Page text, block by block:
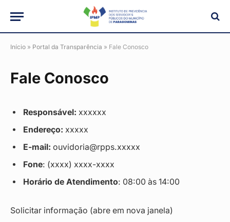
Início » Portal da Transparência » Fale Conosco
Fale Conosco
Responsável: xxxxxx
Endereço: xxxxx
E-mail: ouvidoria@rpps.xxxxx
Fone: (xxxx) xxxx-xxxx
Horário de Atendimento: 08:00 às 14:00
Solicitar informação (abre em nova janela)